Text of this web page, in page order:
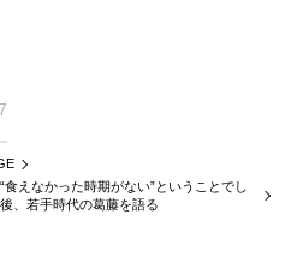
えなかった時期がない”ということでし
、若手時代の葛藤を語る